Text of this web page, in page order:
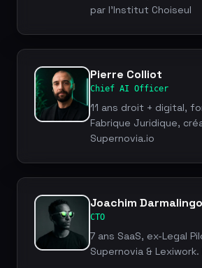
par l'Institut Choiseul
Pierre Colliot
Chief AI Officer
11 ans droit + digital,
Fabrique Juridique,
Supernovia.io
Joachim
CTO
7 ans SaaS, ex-Legal
Supernovia & Lexiwork.